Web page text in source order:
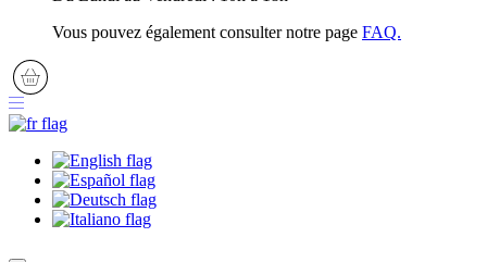
Vous pouvez également consulter notre page FAQ.